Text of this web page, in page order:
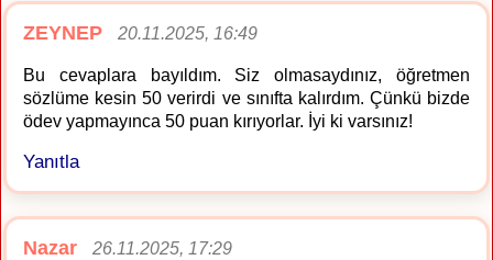
ZEYNEP 20.11.2025, 16:49
Bu cevaplara bayıldım. Siz olmasaydınız, öğretmen
sözlüme kesin 50 verirdi ve sınıfta kalırdım. Çünkü bizde
ödev yapmayınca 50 puan kırıyorlar. İyi ki varsınız!
Yanıtla
Nazar 26.11.2025, 17:29